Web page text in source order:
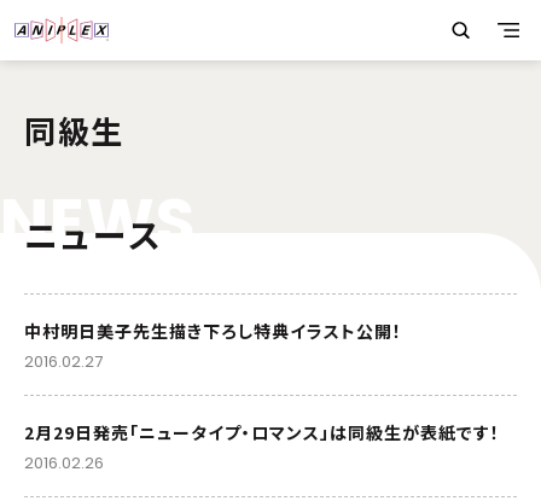
同級生
NEWS
ニュース
中村明日美子先生描き下ろし特典イラスト公開！
2016.02.27
2月29日発売「ニュータイプ・ロマンス」は同級生が表紙です！
2016.02.26